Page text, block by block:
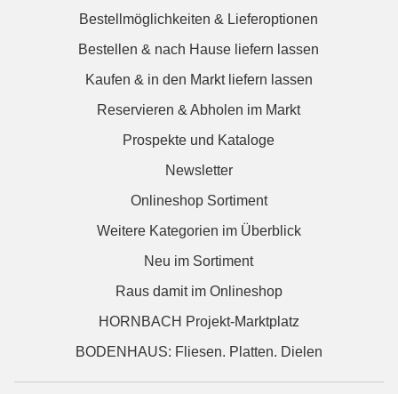
Bestellmöglichkeiten & Lieferoptionen
Bestellen & nach Hause liefern lassen
Kaufen & in den Markt liefern lassen
Reservieren & Abholen im Markt
Prospekte und Kataloge
Newsletter
Onlineshop Sortiment
Weitere Kategorien im Überblick
Neu im Sortiment
Raus damit im Onlineshop
HORNBACH Projekt-Marktplatz
BODENHAUS: Fliesen. Platten. Dielen